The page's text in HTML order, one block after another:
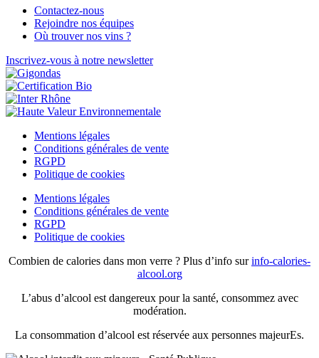
Contactez-nous
Rejoindre nos équipes
Où trouver nos vins ?
Inscrivez-vous à notre newsletter
Mentions légales
Conditions générales de vente
RGPD
Politique de cookies
Mentions légales
Conditions générales de vente
RGPD
Politique de cookies
Combien de calories dans mon verre ? Plus d’info surinfo-calories-
alcool.org
L’abus d’alcool est dangereux pour la santé, consommez avec
modération.
La consommation d’alcool est réservée aux personnes majeurEs.